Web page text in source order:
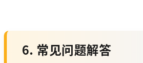
6. 常见问题解答